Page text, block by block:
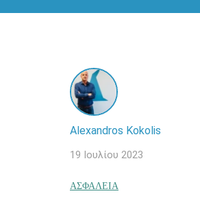
Alexandros Kokolis
19 Ιουλίου 2023
ΑΣΦΆΛΕΙΑ